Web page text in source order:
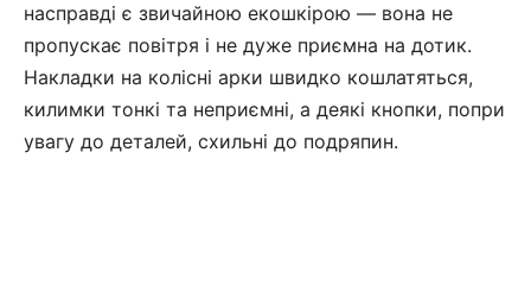
насправді є звичайною екошкірою — вона не
пропускає повітря і не дуже приємна на дотик.
Накладки на колісні арки швидко кошлатяться,
килимки тонкі та неприємні, а деякі кнопки, попри
увагу до деталей, схильні до подряпин.